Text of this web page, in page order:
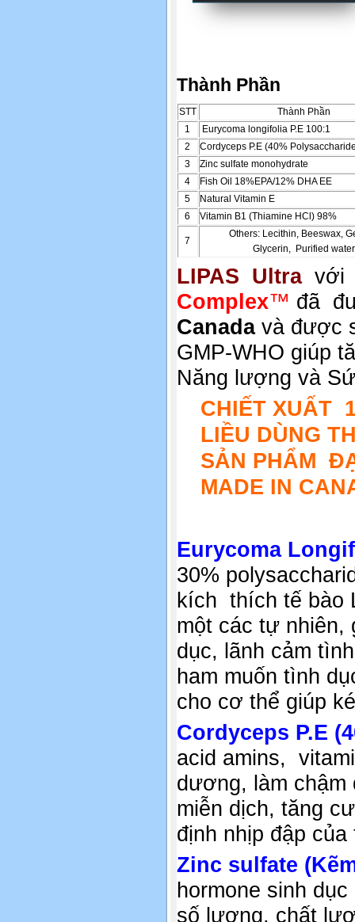
Thành Phần
STT
Thành Phần
1
Eurycoma longifolia P.E 100:1
2
Cordyceps P.E (40%
3
Zinc sulfate monohydrate
4
Fish Oil 18%EPA/12% DHA EE
5
Natural Vitamin E
6
Vitamin B1 (Thiamine HCl) 98%
7
Others: Lecithin, Beeswax,
Glycerin, Purified water
LIPAS Ultravới
Complex™ đã
Canada và được
GMP-WHO
Năng lượng và
CHIẾT XUẤT
LIỀU DÙNG
SẢN PHẨM
MADE IN
Eurycoma
30%
kích thích tế bào
một các tự
dục, lãnh cảm
ham muốn tình
cho cơ thể giúp
Cordyceps P.E
acid amins,
dương, làm
miễn dịch, tăng
định nhịp đập
Zinc sulfate
hormone sinh
số lượng, chất